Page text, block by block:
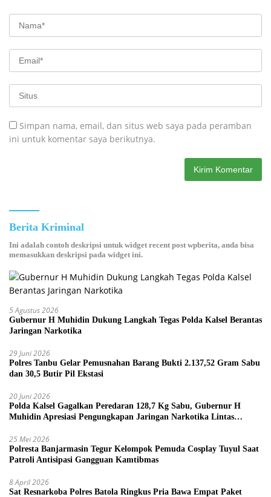
Simpan nama, email, dan situs web saya pada peramban
ini untuk komentar saya berikutnya.
Berita Kriminal
Ini adalah contoh deskripsi untuk widget recent post wpberita, anda bisa
memasukkan deskripsi pada widget ini.
5 Agustus 2026
Gubernur H Muhidin Dukung Langkah Tegas Polda Kalsel Berantas
Jaringan Narkotika
29 Juni 2026
Polres Tanbu Gelar Pemusnahan Barang Bukti 2.137,52 Gram Sabu
dan 30,5 Butir Pil Ekstasi
20 Juni 2026
Polda Kalsel Gagalkan Peredaran 128,7 Kg Sabu, Gubernur H
Muhidin Apresiasi Pengungkapan Jaringan Narkotika Lintas
25 Mei 2026
Polresta Banjarmasin Tegur Kelompok Pemuda Cosplay Tuyul Saat
Patroli Antisipasi Gangguan Kamtibmas
8 April 2026
Sat Resnarkoba Polres Batola Ringkus Pria Bawa Empat Paket